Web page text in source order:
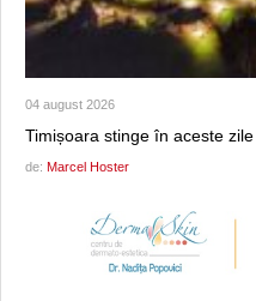
04 august 2026
Timișoara stinge în aceste
de: Marcel Hoster